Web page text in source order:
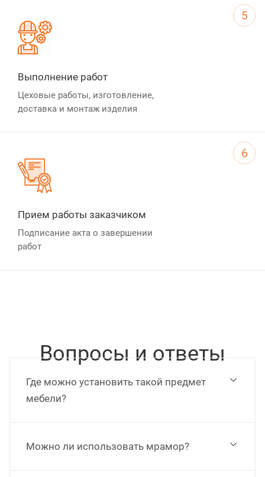
5
Выполнение работ
Цеховые работы, изготовление,
доставка и монтаж изделия
6
Прием работы заказчиком
Подписание акта о завершении
работ
Вопросы и ответы
Где можно установить такой предмет
мебели?
Можно ли использовать мрамор?